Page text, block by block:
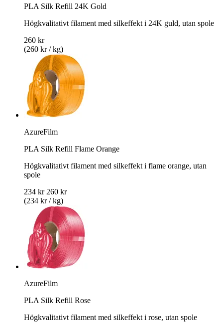
PLA Silk Refill 24K Gold
Högkvalitativt filament med silkeffekt i 24K guld, utan spole
260 kr
(260 kr / kg)
AzureFilm
PLA Silk Refill Flame Orange
Högkvalitativt filament med silkeffekt i flame orange, utan
spole
234 kr 260 kr
(234 kr / kg)
AzureFilm
PLA Silk Refill Rose
Högkvalitativt filament med silkeffekt i rose, utan spole